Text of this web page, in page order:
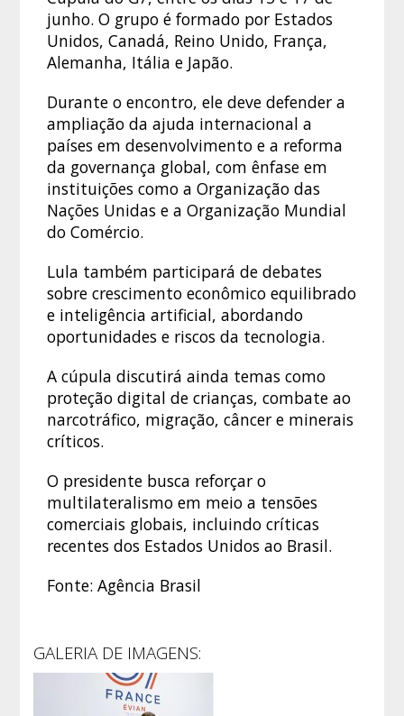
junho. O grupo é formado por Estados
Unidos, Canadá, Reino Unido, França,
Alemanha, Itália e Japão.
Durante o encontro, ele deve defender a
ampliação da ajuda internacional a
países em desenvolvimento e a reforma
da governança global, com ênfase em
instituições como a Organização das
Nações Unidas e a Organização Mundial
do Comércio.
Lula também participará de debates
sobre crescimento econômico equilibrado
e inteligência artificial, abordando
oportunidades e riscos da tecnologia.
A cúpula discutirá ainda temas como
proteção digital de crianças, combate ao
narcotráfico, migração, câncer e minerais
críticos.
O presidente busca reforçar o
multilateralismo em meio a tensões
comerciais globais, incluindo críticas
recentes dos Estados Unidos ao Brasil.
Fonte: Agência Brasil
GALERIA DE IMAGENS: